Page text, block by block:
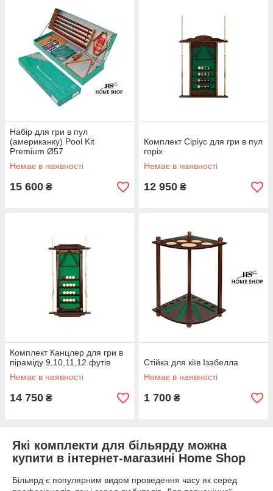
Набір для гри в пул
(американку) Pool Kit
Premium Ø57
Немає в наявності
15 600 ₴
Комплект Сіріус для гри в пул
горіх
Немає в наявності
12 950 ₴
Комплект Канцлер для гри в
піраміду 9,10,11,12 футів
Немає в наявності
14 750 ₴
Стійка для кіїв Ізабелла
Немає в наявності
1 700 ₴
Які комплекти для більярду можна
купити в інтернет-магазині Home Shop
Більярд є популярним видом проведення часу як серед